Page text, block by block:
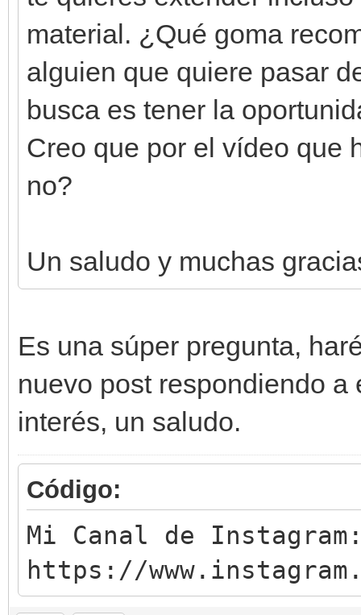
material. ¿Qué goma
alguien que quiere pasar
busca es tener la
Creo que por el vídeo que
no?
Un saludo y muchas
Es una súper pregunta,
nuevo post respondiendo
interés, un saludo.
Código:
Mi Canal de
https://